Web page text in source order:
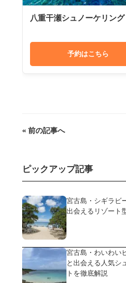
八重干瀬シュノーケリング
予約はこちら
« 前の記事へ
ピックアップ記事
宮古島・シギラビ
出会えるリゾート
宮古島・わいわい
と出会える人気シ
トを徹底解説